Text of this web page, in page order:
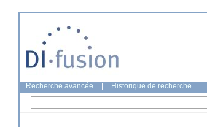
Recherche avancée Historique de recherche